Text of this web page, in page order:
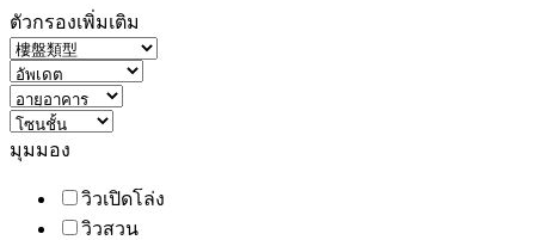
ตัวกรองเพิ่มเติม
มุมมอง
วิวเปิดโล่ง
วิวสวน